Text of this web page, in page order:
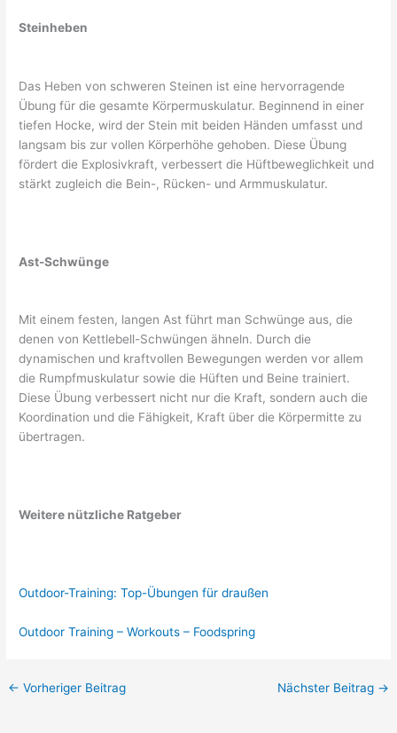
Steinheben
Das Heben von schweren Steinen ist eine hervorragende
Übung für die gesamte Körpermuskulatur. Beginnend in einer
tiefen Hocke, wird der Stein mit beiden Händen umfasst und
langsam bis zur vollen Körperhöhe gehoben. Diese Übung
fördert die Explosivkraft, verbessert die Hüftbeweglichkeit und
stärkt zugleich die Bein-, Rücken- und Armmuskulatur.
Ast-Schwünge
Mit einem festen, langen Ast führt man Schwünge aus, die
denen von Kettlebell-Schwüngen ähneln. Durch die
dynamischen und kraftvollen Bewegungen werden vor allem
die Rumpfmuskulatur sowie die Hüften und Beine trainiert.
Diese Übung verbessert nicht nur die Kraft, sondern auch die
Koordination und die Fähigkeit, Kraft über die Körpermitte zu
übertragen.
Weitere nützliche Ratgeber
Outdoor-Training: Top-Übungen für draußen
Outdoor Training – Workouts – Foodspring
← Vorheriger Beitrag Nächster Beitrag →